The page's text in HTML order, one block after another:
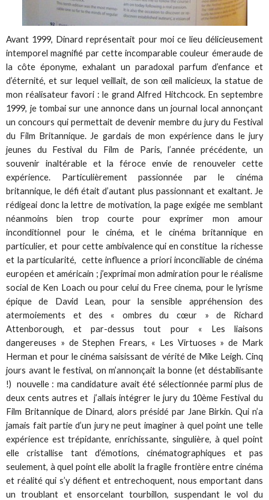
Avant 1999, Dinard représentait pour moi ce lieu délicieusement
intemporel magnifié par cette incomparable couleur émeraude de
la côte éponyme, exhalant un paradoxal parfum d’enfance et
d’éternité, et sur lequel veillait, de son œil malicieux, la statue de
mon réalisateur favori : le grand Alfred Hitchcock. En septembre
1999, je tombai sur une annonce dans un journal local annonçant
un concours qui permettait de devenir membre du jury du Festival
du Film Britannique. Je gardais de mon expérience dans le jury
jeunes du Festival du Film de Paris, l’année précédente, un
souvenir inaltérable et la féroce envie de renouveler cette
expérience. Particulièrement passionnée par le cinéma
britannique, le défi était d’autant plus passionnant et exaltant. Je
rédigeai donc la lettre de motivation, la page exigée me semblant
néanmoins bien trop courte pour exprimer mon amour
inconditionnel pour le cinéma, et le cinéma britannique en
particulier, et pour cette ambivalence qui en constitue la richesse
et la particularité, cette influence a priori inconciliable de cinéma
européen et américain ; j’exprimai mon admiration pour le réalisme
social de Ken Loach ou pour celui du Free cinema, pour le lyrisme
épique de David Lean, pour la sensible appréhension des
atermoiements et des « ombres du cœur » de Richard
Attenborough, et par-dessus tout pour « Les liaisons
dangereuses » de Stephen Frears, « Les Virtuoses » de Mark
Herman et pour le cinéma saisissant de vérité de Mike Leigh. Cinq
jours avant le festival, on m’annonçait la bonne (et déstabilisante
!) nouvelle : ma candidature avait été sélectionnée parmi plus de
deux cents autres et j’allais intégrer le jury du 10ème Festival du
Film Britannique de Dinard, alors présidé par Jane Birkin. Qui n’a
jamais fait partie d’un jury ne peut imaginer à quel point une telle
expérience est trépidante, enrichissante, singulière, à quel point
elle cristallise tant d’émotions, cinématographiques et pas
seulement, à quel point elle abolit la fragile frontière entre cinéma
et réalité qui s’y défient et entrechoquent, nous emportant dans
un troublant et ensorcelant tourbillon, suspendant le vol du